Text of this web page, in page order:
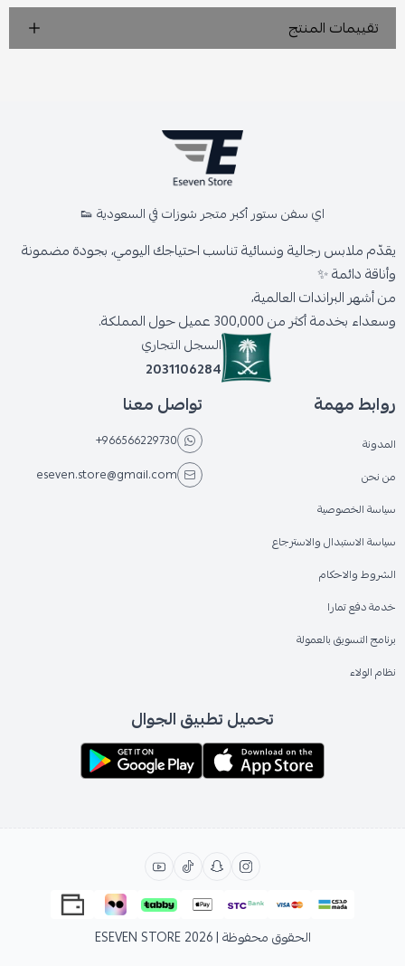
تقييمات المنتج
اي سفن ستور أكبر متجر شوزات في السعودية 👟
يقدّم ملابس رجالية ونسائية تناسب احتياجك اليومي، بجودة مضمونة
وأناقة دائمة ✨
من أشهر البراندات العالمية،
وسعداء بخدمة أكثر من 300,000 عميل حول المملكة.
السجل التجاري
2031106284
روابط مهمة
المدونة
من نحن
سياسة الخصوصية
سياسة الاستبدال والاسترجاع
الشروط والاحكام
خدمة دفع تمارا
برنامج التسويق بالعمولة
نظام الولاء
تواصل معنا
+966566229730
eseven.store@gmail.com
تحميل تطبيق الجوال
الحقوق محفوظة | 2026 ESEVEN STORE